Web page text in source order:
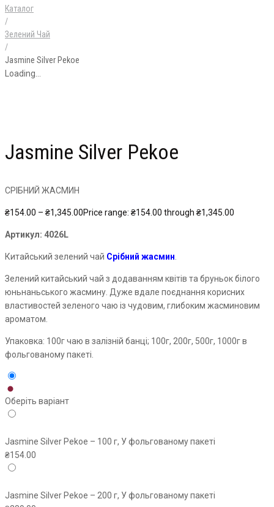
Каталог
/
Зелений Чай
/
Jasmine Silver Pekoe
Loading...
Jasmine Silver Pekoe
СРІБНИЙ ЖАСМИН
₴154.00 – ₴1,345.00Price range: ₴154.00 through ₴1,345.00
Артикул: 4026L
Китайський зелений чай Срібний жасмин.
Зелений китайський чай з додаванням квітів та бруньок білого
юньнаньського жасмину. Дуже вдале поєднання корисних
властивостей зеленого чаю із чудовим, глибоким жасминовим
ароматом.
Упаковка: 100г чаю в залізній банці; 100г, 200г, 500г, 1000г в
фольгованому пакеті.
Оберіть варіант
Jasmine Silver Pekoe – 100 г, У фольгованому пакеті
₴154.00
Jasmine Silver Pekoe – 200 г, У фольгованому пакеті